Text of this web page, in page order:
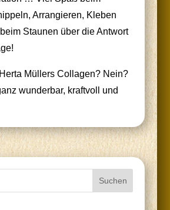
Arran­gie­ren, Kle­ben
Stau­nen über die Ant­wort
Mül­lers Col­la­gen? Nein?
wun­der­bar, kraft­voll und